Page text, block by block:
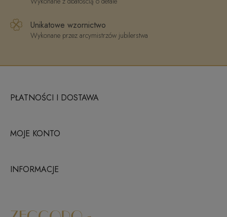
Unikatowe wzornictwo
Wykonane przez arcymistrzów jubilerstwa
PŁATNOŚCI I DOSTAWA
MOJE KONTO
INFORMACJE